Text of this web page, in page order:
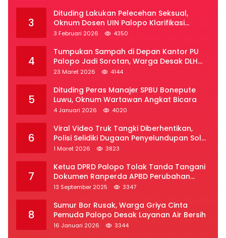
3
Dituding Lakukan Pelecehan Seksual,
Oknum Dosen UIN Palopo Klarifikasi
Kronologi
3 Februari 2026 4350
4
Tumpukan Sampah di Depan Kantor PU
Palopo Jadi Sorotan, Warga Desak DLH
Segera Bertindak
23 Maret 2026 4144
5
Dituding Peras Manajer SPBU Bonepute
Luwu, Oknum Wartawan Angkat Bicara
4 Januari 2026 4020
6
Viral Video Truk Tangki Diberhentikan,
Polisi Selidiki Dugaan Penyelundupan Solar
Subsidi di Palopo
1 Maret 2026 3823
7
Ketua DPRD Palopo Tolak Tanda Tangani
Dokumen Ranperda APBD Perubahan
2025
13 September 2025 3347
8
Sumur Bor Rusak, Warga Griya Cinta
Pemuda Palopo Desak Layanan Air Bersih
16 Januari 2026 3344